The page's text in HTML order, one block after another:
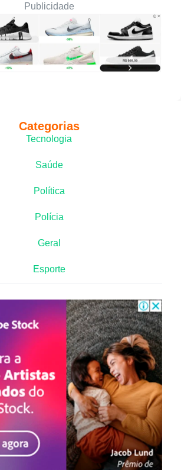
Publicidade
Categorias
Tecnologia
Saúde
Política
Polícia
Geral
Esporte